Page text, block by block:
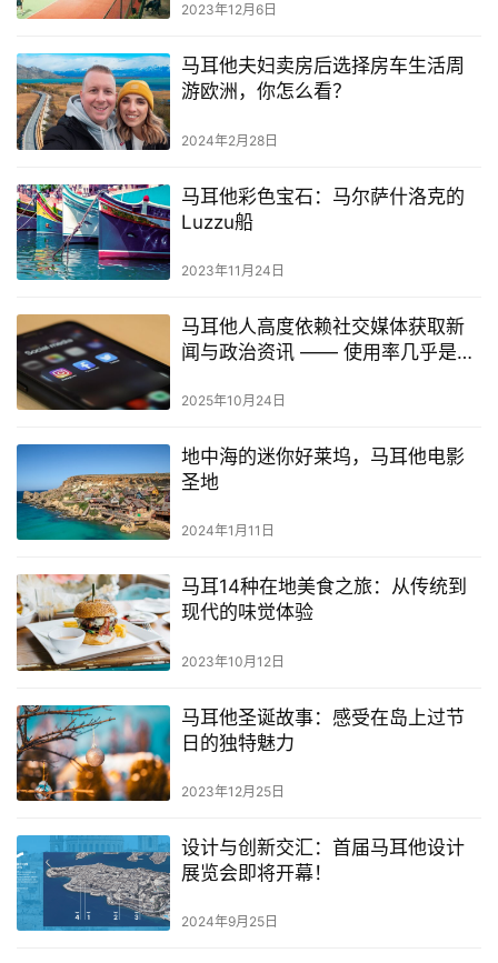
2023年12月6日
马耳他夫妇卖房后选择房车生活周
游欧洲，你怎么看？
2024年2月28日
马耳他彩色宝石：马尔萨什洛克的
Luzzu船
2023年11月24日
马耳他人高度依赖社交媒体获取新
闻与政治资讯 —— 使用率几乎是欧
2025年10月24日
地中海的迷你好莱坞，马耳他电影
圣地
2024年1月11日
马耳14种在地美食之旅：从传统到
现代的味觉体验
2023年10月12日
马耳他圣诞故事：感受在岛上过节
日的独特魅力
2023年12月25日
设计与创新交汇：首届马耳他设计
展览会即将开幕！
2024年9月25日